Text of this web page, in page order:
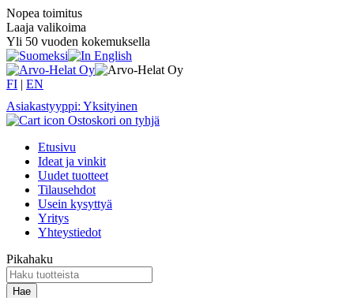
Nopea toimitus
Laaja valikoima
Yli 50 vuoden kokemuksella
FI | EN
Asiakastyyppi: Yksityinen
Ostoskori on tyhjä
Etusivu
Ideat ja vinkit
Uudet tuotteet
Tilausehdot
Usein kysyttyä
Yritys
Yhteystiedot
Pikahaku